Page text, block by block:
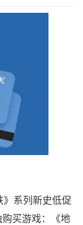
》系列新史低促
买游戏：《地